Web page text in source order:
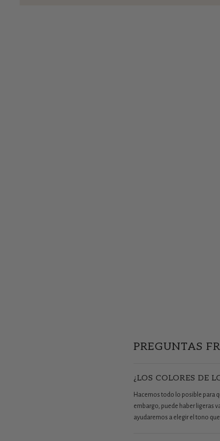
PREGUNTAS
¿LOS COLORES DE
Hacemos todo lo posible para
embargo, puede haber ligeras
ayudaremos a elegir el tono